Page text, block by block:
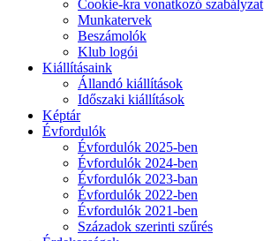
Cookie-kra vonatkozó szabályzat
Munkatervek
Beszámolók
Klub logói
Kiállításaink
Állandó kiállítások
Időszaki kiállítások
Képtár
Évfordulók
Évfordulók 2025-ben
Évfordulók 2024-ben
Évfordulók 2023-ban
Évfordulók 2022-ben
Évfordulók 2021-ben
Századok szerinti szűrés